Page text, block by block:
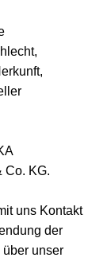
Co. KG.
uns Kontakt
der
unser